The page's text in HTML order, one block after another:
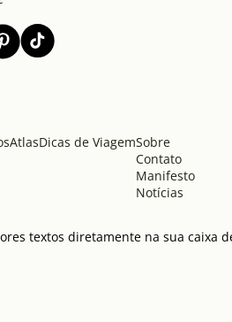
AtlasDicas de ViagemSobre
Contato
Manifesto
Notícias
textos diretamente na sua caixa